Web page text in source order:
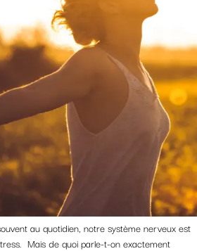
au quotidien, notre système nerveux est
Mais de quoi parle-t-on exactement